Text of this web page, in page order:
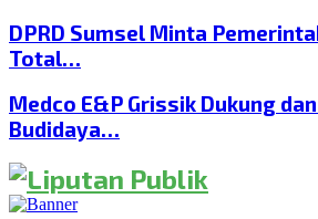
DPRD Sumsel Minta
Total…
Medco E&P Grissik Dukung
Budidaya…